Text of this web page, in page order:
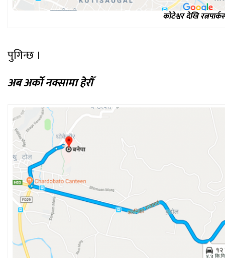
कोटेश्वर देखि
पुगिन्छ ।
अब अर्को नक्सामा हेरौँ